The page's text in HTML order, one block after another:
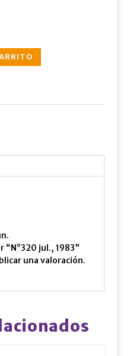
“N°320 jul., 1983”
una valoración.